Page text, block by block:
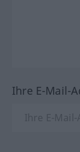
Ihre E-Mail-